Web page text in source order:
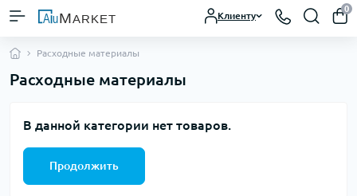
Клиенту
0
Расходные материалы
Расходные материалы
В данной категории нет товаров.
Продолжить